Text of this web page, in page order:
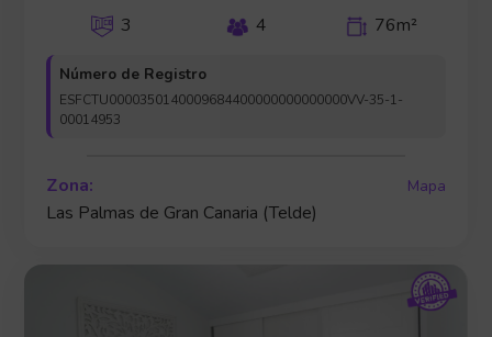
3 4 76m²
Número de Registro
ESFCTU0000350140009684400000000000000VV-35-1-
00014953
Zona: Mapa
Las Palmas de Gran Canaria (Telde)